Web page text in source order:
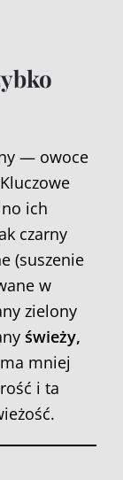
— owoce
ich
czarny
(suszenie
w
zielony
świeży,
mniej
i ta